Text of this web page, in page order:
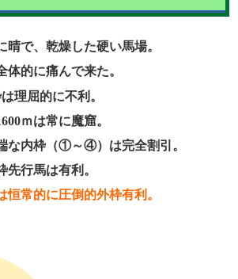
晴で、乾燥した硬い馬場。
体的に痛んで来た。
理屈的に不利。
ｍは常に魔窟。
な内枠（①～④）は完全割引。
先行馬は有利。
恒常的に圧倒的外枠有利。